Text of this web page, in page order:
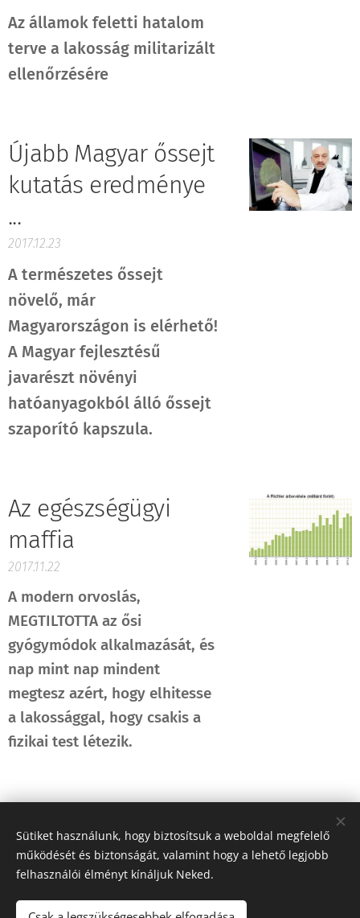
Az államok feletti hatalom
terve a lakosság militarizált
ellenőrzésére
Újabb Magyar őssejt
kutatás eredménye
...
2017.12.23
A természetes őssejt
növelő, már
Magyarországon is elérhető!
A Magyar fejlesztésű
javarészt növényi
hatóanyagokból álló őssejt
szaporító kapszula.
Az egészségügyi
maffia
2017.11.22
A modern orvoslás,
MEGTILTOTTA az ősi
gyógymódok alkalmazását, és
nap mint nap mindent
megtesz azért, hogy elhitesse
a lakossággal, hogy csakis a
fizikai test létezik.
Share
Sütiket használunk, hogy biztosítsuk a weboldal megfelelő
működését és biztonságát, valamint hogy a lehető legjobb
felhasználói élményt kínáljuk Neked.